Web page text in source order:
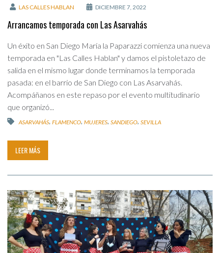
LAS CALLES HABLAN DICIEMBRE 7, 2022
Arrancamos temporada con Las Asarvahás
Un éxito en San Diego María la Paparazzi comienza una nueva
temporada en "Las Calles Hablan" y damos el pistoletazo de
salida en el mismo lugar donde terminamos la temporada
pasada: en el barrio de San Diego con Las Asarvahás.
Acompáñanos en este repaso por el evento multitudinario
que organizó...
ASARVAHÁS, FLAMENCO, MUJERES, SANDIEGO, SEVILLA
LEER MÁS